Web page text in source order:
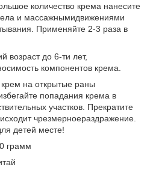
количество крема нанесите
и массажнымидвижениями
Применяйте 2-3 раза в
возраст до 6-ти лет,
компонентов крема.
на открытые раны
попадания крема в
участков. Прекратите
чрезмерноераздражение.
детей месте!
грамм